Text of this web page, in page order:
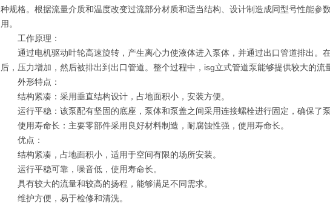
种规格。根据流量介质和温度改变过流部分材质和适当结构、设计制造成同型号性能参
用。
工作原理：
通过电机驱动叶轮高速旋转，产生离心力使液体进入泵体，并通过出口管道排出。
后，压力增加，然后被排出到出口管道。整个过程中，isg立式管道泵能够提供较大的流
外形特点：
结构紧凑：采用垂直结构设计，占地面积小，安装方便。
运行平稳：该泵配有坚固的底座，泵体和泵盖之间采用连接螺栓进行固定，确保了
使用寿命长：主要零部件采用良好材料制造，耐腐蚀性强，使用寿命长。
优点：
结构紧凑，占地面积小，适用于空间有限的场所安装。
运行平稳可靠，噪音低，使用寿命长。
具有较大的流量和较高的扬程，能够满足不同需求。
维护方便，易于检修和清洗。